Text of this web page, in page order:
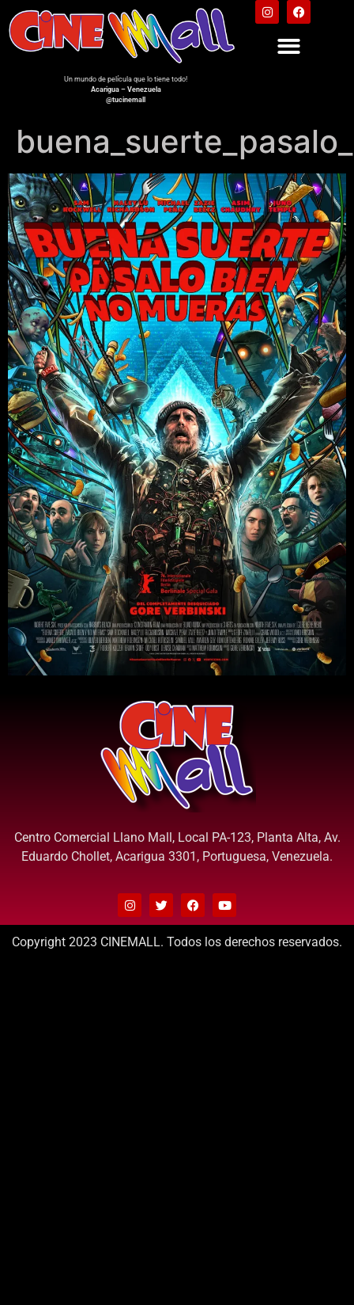
Un mundo de película que lo tiene todo!
Acarigua – Venezuela
@tucinemall
Centro Comercial Llano Mall, Local PA-123, Planta Alta, Av.
Eduardo Chollet, Acarigua 3301, Portuguesa, Venezuela.
Copyright 2023 CINEMALL. Todos los derechos reservados.